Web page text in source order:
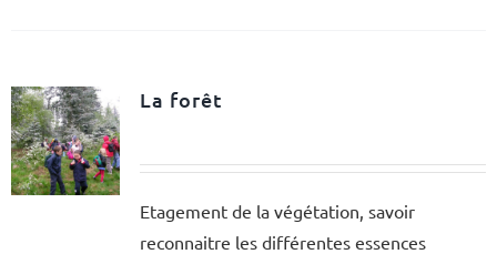
La forêt
Etagement de la végétation, savoir
reconnaitre les différentes essences